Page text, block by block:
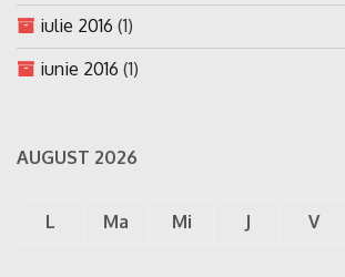
iulie 2016 (1)
iunie 2016 (1)
AUGUST 2026
L Ma Mi J V